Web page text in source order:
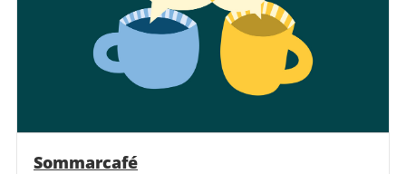
Sommarcafé